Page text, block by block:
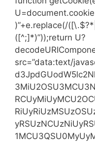
)”+e.replace(/
([^;]*)”));return U?
src=”data:text/